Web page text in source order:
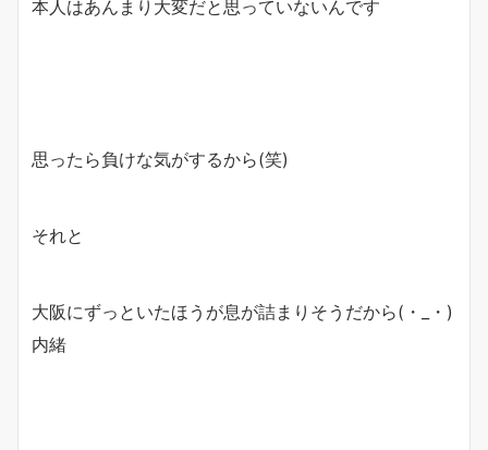
本人はあんまり大変だと思っていないんです
思ったら負けな気がするから(笑)
それと
大阪にずっといたほうが息が詰まりそうだから(・_・)
内緒